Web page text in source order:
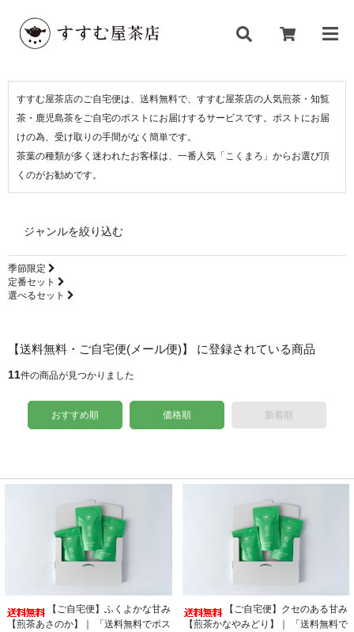
すすむ屋茶店のご自宅便は、送料無料で、すすむ屋茶店の人気煎茶・知覧
茶・鹿児島茶をご自宅のポストにお届けするサービスです。ポストにお届
けの為、受け取りの手間がなく簡単です。
茶葉の種類が多く迷われたお客様は、一番人気「こくまろ」からお選び頂
くのがお勧めです。
ジャンルを絞り込む
季節限定
定番セット
選べるセット
【送料無料・ご自宅便(メール便)】 に登録されている商品
11件の商品が見つかりました
おすすめ順 価格順 新着順
【ご自宅便】ふくよかな甘み
【煎茶あさのか】｜ 「送料無料でポス
【ご自宅便】クセのある甘み
【煎茶かなやみどり】｜ 「送料無料で